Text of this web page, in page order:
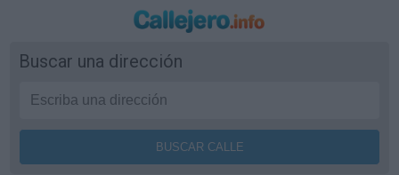
Buscar una dirección